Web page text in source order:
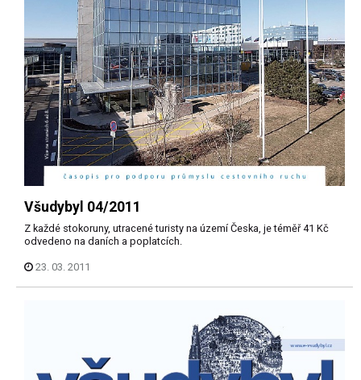
Všudybyl 04/2011
Z každé stokoruny, utracené turisty na území Česka, je téměř 41 Kč
odvedeno na daních a poplatcích.
23. 03. 2011